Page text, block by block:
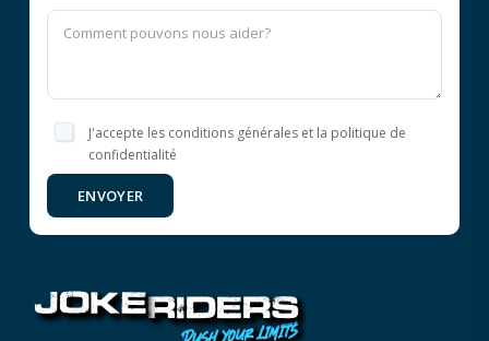
J'accepte les conditions générales et la politique de
confidentialité
ENVOYER